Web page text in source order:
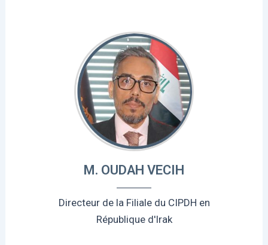
M. OUDAH VECIH
Directeur de la Filiale du CIPDH en
République d'Irak